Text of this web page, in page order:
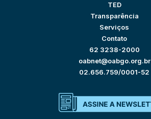
TED
Transparência
Serviços
Contato
62 3238-2000
oabnet@oabgo.org.br
02.656.759/0001-52